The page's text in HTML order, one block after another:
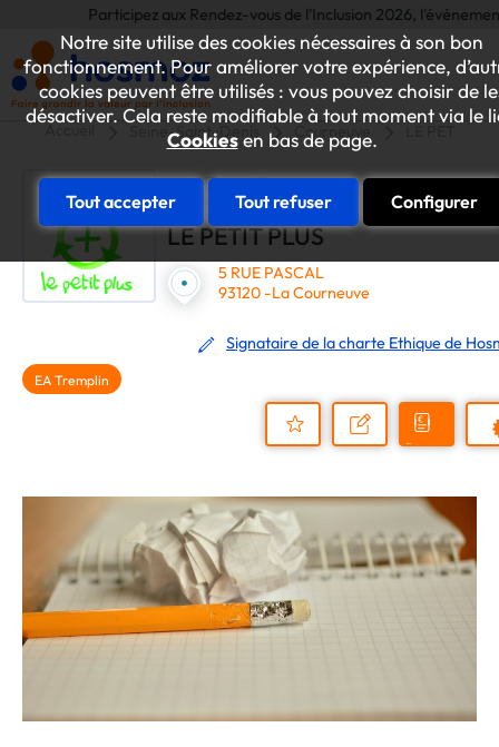
Notre site utilise des cookies nécessaires à son bon
fonctionnement. Pour améliorer votre expérience,
cookies peuvent être utilisés : vous pouvez choisir de
désactiver. Cela reste modifiable à tout moment via le
Cookiesen bas de page.
Tout accepter Tout refuser Configurer
Participez aux Rendez-vous de l'Inclusion 2026, l'événement
Accueil Seine-Saint-Denis Courneuve
LE PETIT PLUS
5 RUE PASCAL
93120 -La Courneuve
Signataire de la charte Ethique de
EA Tremplin
au
dossier
Nous
Demander